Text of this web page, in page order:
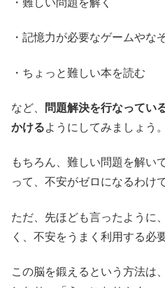
・難しい問題を解く
・記憶力が必要なゲームやな
・ちょっと難しい本を読む
など、
問題解決を行なってい
かけるようにしてみましょう。
もちろん、難しい問題を解い
って、不安がゼロになるわけ
ただ、先ほども言ったように
く、不安をうまく利用する必
この脳を鍛えるという方法は